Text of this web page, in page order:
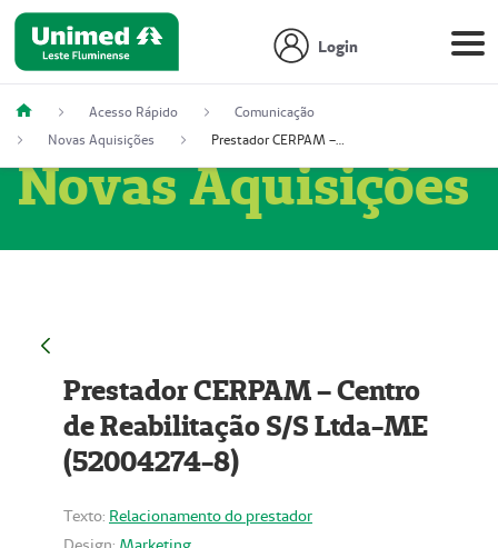
Login
Acesso Rápido
Comunicação
Novas Aquisições
Prestador CERPAM – Centro de Reabilitação S/S Ltda-ME (52004274-8)
Novas Aquisições
Prestador CERPAM – Centro
de Reabilitação S/S Ltda-ME
(52004274-8)
Texto: Relacionamento do prestador